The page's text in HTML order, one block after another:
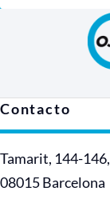
Contacto
Tamarit, 144-
08015 Barcelona